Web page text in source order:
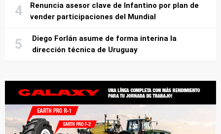
Renuncia asesor clave de Infantino por plan de
vender participaciones del Mundial
Diego Forlán asume de forma interina la
dirección técnica de Uruguay